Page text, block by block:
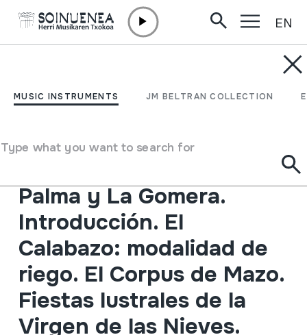
MUSIC INSTRUMENTS JM BELTRAN COLLECTION
Type what you want to search for
EN
Narria 19.; Revista de
costumbres populares.
Islas de San Miguel de La
Palma y La Gomera.
Introducción. El
Calabazo: modalidad de
riego. El Corpus de Mazo.
Fiestas lustrales de la
Virgen de las Nieves.